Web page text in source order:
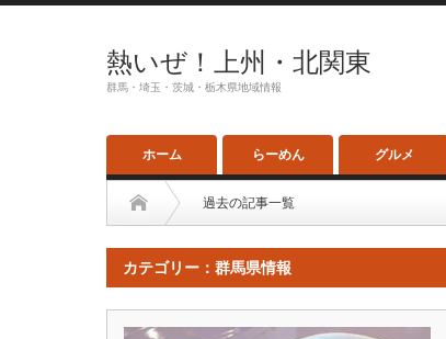
熱いぜ！上州・北関東
群馬・埼玉・茨城・栃木県地域情報
ホーム らーめん グルメ
過去の記事一覧
カテゴリー：群馬県情報